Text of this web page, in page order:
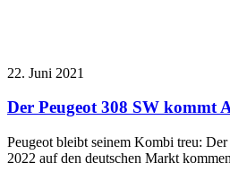
22. Juni 2021
Der Peugeot 308 SW kommt
Peugeot bleibt seinem Kombi treu:
2022 auf den deutschen Markt